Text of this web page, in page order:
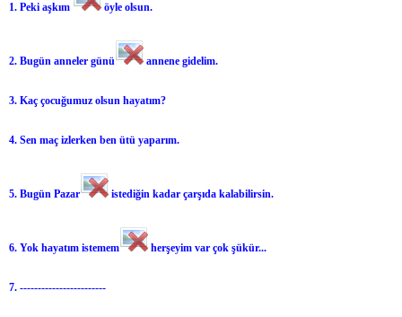
a
n
r
h
i
1. Peki aşkım öyle olsun.
2. Bugün anneler günü annene gidelim.
3. Kaç çocuğumuz olsun hayatım?
4. Sen maç izlerken ben ütü yaparım.
5. Bugün Pazar istediğin kadar çarşıda kalabilirsin.
6. Yok hayatım istemem herşeyim var çok şükür...
7. ------------------------